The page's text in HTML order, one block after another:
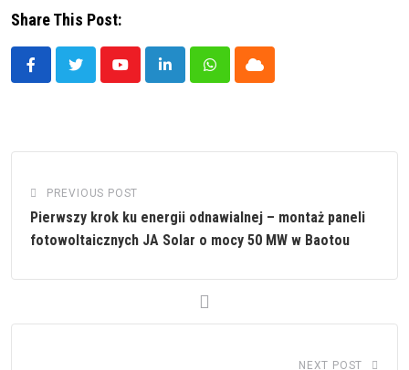
Share This Post:
YoutubeLinkedInWhatsappCloud
PREVIOUS POST
Pierwszy krok ku energii odnawialnej – montaż paneli
fotowoltaicznych JA Solar o mocy 50 MW w Baotou
NEXT POST